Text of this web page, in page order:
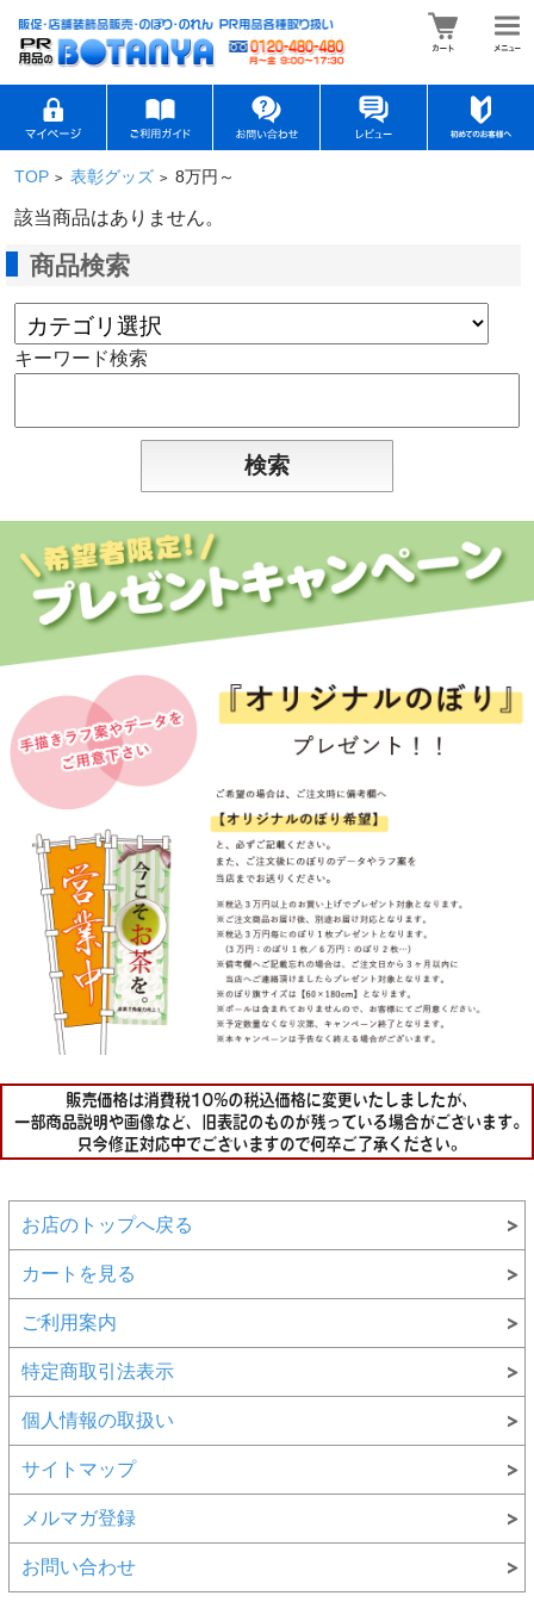
TOP > 表彰グッズ > 8万円～
該当商品はありません。
商品検索
キーワード検索
お店のトップへ戻る
カートを見る
ご利用案内
特定商取引法表示
個人情報の取扱い
サイトマップ
メルマガ登録
お問い合わせ